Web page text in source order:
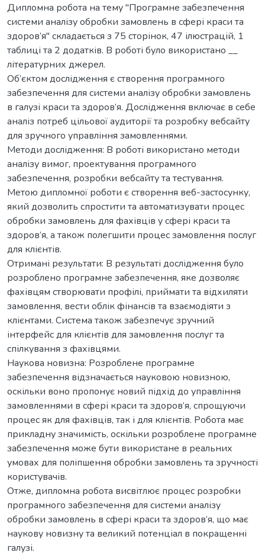
Дипломна робота на тему "Програмне забезпечення
системи аналізу обробки замовлень в сфері краси та
здоров’я" складається з 75 сторінок, 47 ілюстрацій, 1
таблиці та 2 додатків. В роботі було використано __
літературних джерел.
Об’єктом дослідження є створення програмного
забезпечення для системи аналізу обробки замовлень
в галузі краси та здоров’я. Дослідження включає в себе
аналіз потреб цільової аудиторії та розробку вебсайту
для зручного управління замовленнями.
Методи дослідження: В роботі використано методи
аналізу вимог, проектування програмного
забезпечення, розробки вебсайту та тестування.
Метою дипломної роботи є створення веб-застосунку,
який дозволить спростити та автоматизувати процес
обробки замовлень для фахівців у сфері краси та
здоров’я, а також полегшити процес замовлення послуг
для клієнтів.
Отримані результати: В результаті дослідження було
розроблено програмне забезпечення, яке дозволяє
фахівцям створювати профілі, приймати та відхиляти
замовлення, вести облік фінансів та взаємодіяти з
клієнтами. Система також забезпечує зручний
інтерфейс для клієнтів для замовлення послуг та
спілкування з фахівцями.
Наукова новизна: Розроблене програмне
забезпечення відзначається науковою новизною,
оскільки воно пропонує новий підхід до управління
замовленнями в сфері краси та здоров’я, спрощуючи
процес як для фахівців, так і для клієнтів. Робота має
прикладну значимість, оскільки розроблене програмне
забезпечення може бути використане в реальних
умовах для поліпшення обробки замовлень та зручності
користувачів.
Отже, дипломна робота висвітлює процес розробки
програмного забезпечення для системи аналізу
обробки замовлень в сфері краси та здоров’я, що має
наукову новизну та великий потенціал в покращенні
галузі.